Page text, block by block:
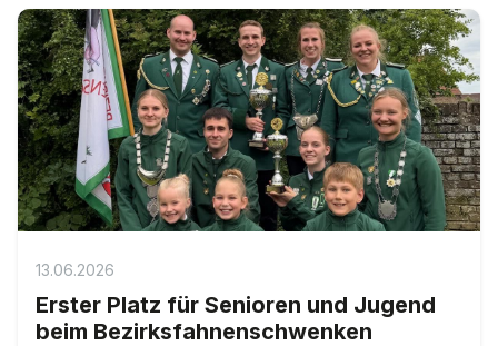
13.06.2026
Erster Platz für Senioren und Jugend
beim Bezirksfahnenschwenken